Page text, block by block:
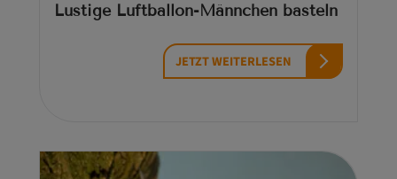
Lustige Luftballon-Männchen basteln
JETZT WEITERLESEN